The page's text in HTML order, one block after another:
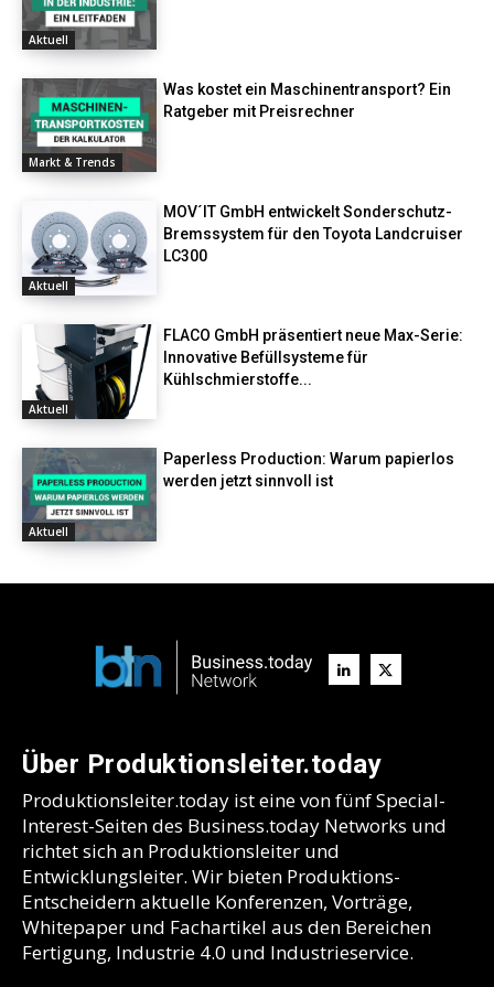
Aktuell
Markt & Trends
Was kostet ein Maschinentransport? Ein
Ratgeber mit Preisrechner
Aktuell
MOV´IT GmbH entwickelt Sonderschutz-
Bremssystem für den Toyota Landcruiser
LC300
Aktuell
FLACO GmbH präsentiert neue Max-Serie:
Innovative Befüllsysteme für
Kühlschmierstoffe...
Aktuell
Paperless Production: Warum papierlos
werden jetzt sinnvoll ist
Über Produktionsleiter.today
Produktionsleiter.today ist eine von fünf Special-
Interest-Seiten des Business.today Networks und
richtet sich an Produktionsleiter und
Entwicklungsleiter. Wir bieten Produktions-
Entscheidern aktuelle Konferenzen, Vorträge,
Whitepaper und Fachartikel aus den Bereichen
Fertigung, Industrie 4.0 und Industrieservice.